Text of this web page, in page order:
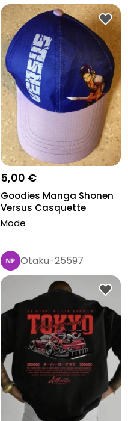
5,00 €
Goodies Manga Shonen
Versus Casquette
Collection P...
Mode
Otaku-25597